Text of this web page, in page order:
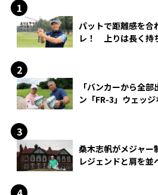
パットで距離感を合
レ！ 上りは長く持
「バンカーから全
ン「FR-3」ウェッ
桑木志帆がメジャー
レジェンドと肩を並